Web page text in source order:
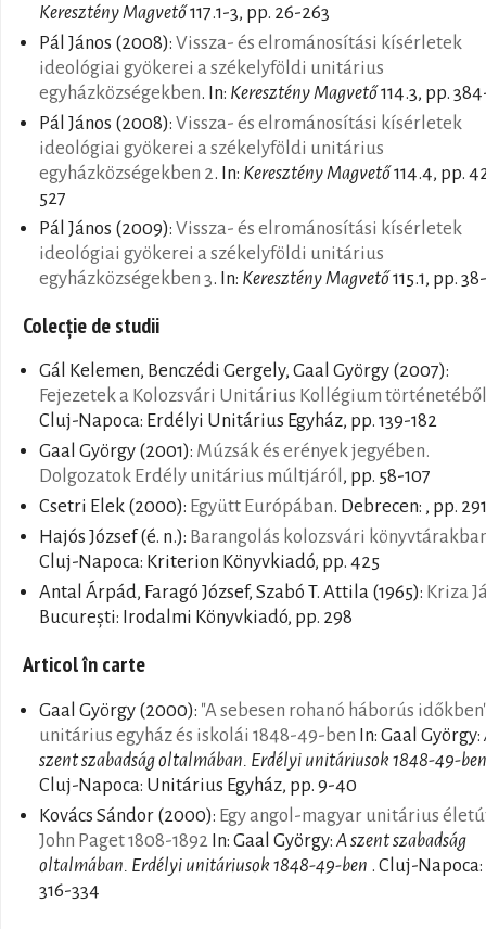
Keresztény Magvető117.1-3, pp. 26-263
Pál János (2008): Vissza- és elrománosítási kísérletek
ideológiai gyökerei a székelyföldi unitárius
egyházközségekben. In: Keresztény Magvető114.3, pp.
Pál János (2008): Vissza- és elrománosítási kísérletek
ideológiai gyökerei a székelyföldi unitárius
egyházközségekben 2. In: Keresztény Magvető114.4, pp.
527
Pál János (2009): Vissza- és elrománosítási kísérletek
ideológiai gyökerei a székelyföldi unitárius
egyházközségekben 3. In: Keresztény Magvető115.1, pp.
Colecție de studii
Gál Kelemen, Benczédi Gergely, Gaal György (2007):
Fejezetek a Kolozsvári Unitárius Kollégium történetéből
Cluj-Napoca: Erdélyi Unitárius Egyház, pp. 139-182
Gaal György (2001): Múzsák és erények jegyében.
Dolgozatok Erdély unitárius múltjáról , pp. 58-107
Csetri Elek (2000): Együtt Európában. Debrecen: , pp. 291
Hajós József (é. n.): Barangolás kolozsvári
Cluj-Napoca: Kriterion Könyvkiadó, pp. 425
Antal Árpád, Faragó József, Szabó T. Attila (1965): Kriza
București: Irodalmi Könyvkiadó, pp. 298
Articol în carte
Gaal György (2000): "A sebesen rohanó háborús
unitárius egyház és iskolái 1848-49-ben In: Gaal György:
szent szabadság oltalmában. Erdélyi unitáriusok 1848-49-ben
Cluj-Napoca: Unitárius Egyház, pp. 9-40
Kovács Sándor (2000): Egy angol-magyar unitárius
John Paget 1808-1892 In: Gaal György: A szent szabadság
oltalmában. Erdélyi unitáriusok 1848-49-ben . Cluj-Napoca:
316-334